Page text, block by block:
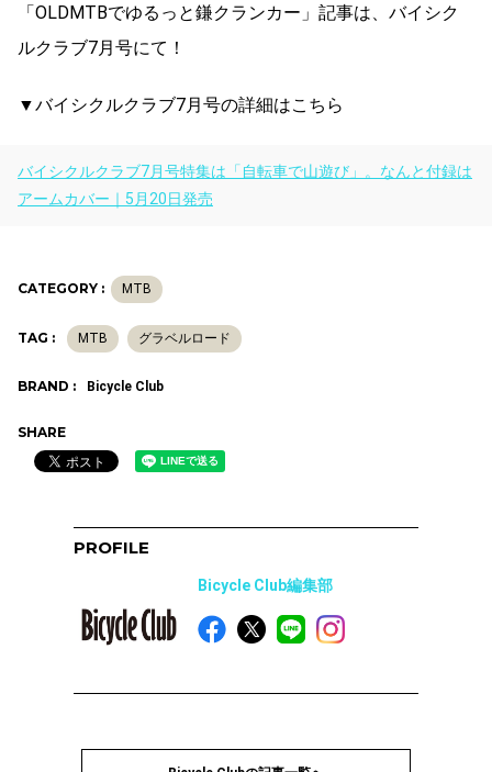
「OLDMTBでゆるっと鎌クランカー」記事は、バイシク
ルクラブ7月号にて！
▼バイシクルクラブ7月号の詳細はこちら
バイシクルクラブ7月号特集は「自転車で山遊び」。なんと付録は
アームカバー｜5月20日発売
CATEGORY : MTB
TAG : MTB グラベルロード
BRAND : Bicycle Club
SHARE
PROFILE
Bicycle Club編集部